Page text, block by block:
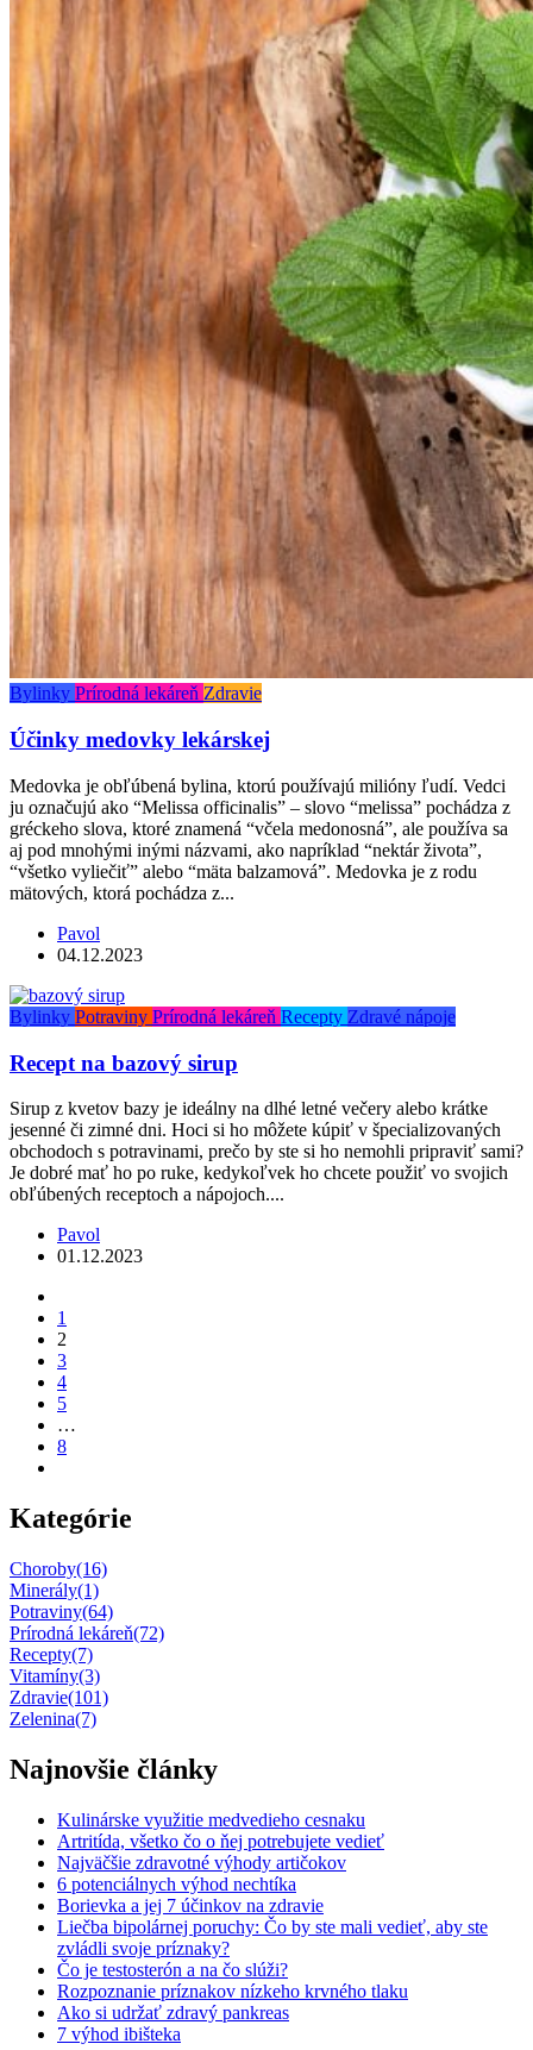
Bylinky Prírodná lekáreň Zdravie
Účinky medovky lekárskej
Medovka je obľúbená bylina, ktorú používajú milióny ľudí. Vedci
ju označujú ako “Melissa officinalis” – slovo “melissa” pochádza z
gréckeho slova, ktoré znamená “včela medonosná”, ale používa sa
aj pod mnohými inými názvami, ako napríklad “nektár života”,
“všetko vyliečiť” alebo “mäta balzamová”. Medovka je z rodu
mätových, ktorá pochádza z...
Pavol
04.12.2023
Bylinky Potraviny Prírodná lekáreň Recepty Zdravé nápoje
Recept na bazový sirup
Sirup z kvetov bazy je ideálny na dlhé letné večery alebo krátke
jesenné či zimné dni. Hoci si ho môžete kúpiť v špecializovaných
obchodoch s potravinami, prečo by ste si ho nemohli pripraviť sami?
Je dobré mať ho po ruke, kedykoľvek ho chcete použiť vo svojich
obľúbených receptoch a nápojoch....
Pavol
01.12.2023
1
2
3
4
5
…
8
Kategórie
Choroby(16)
Minerály(1)
Potraviny(64)
Prírodná lekáreň(72)
Recepty(7)
Vitamíny(3)
Zdravie(101)
Zelenina(7)
Najnovšie články
Kulinárske využitie medvedieho cesnaku
Artritída, všetko čo o ňej potrebujete vedieť
Najväčšie zdravotné výhody artičokov
6 potenciálnych výhod nechtíka
Borievka a jej 7 účinkov na zdravie
Liečba bipolárnej poruchy: Čo by ste mali vedieť, aby ste
zvládli svoje príznaky?
Čo je testosterón a na čo slúži?
Rozpoznanie príznakov nízkeho krvného tlaku
Ako si udržať zdravý pankreas
7 výhod ibišteka